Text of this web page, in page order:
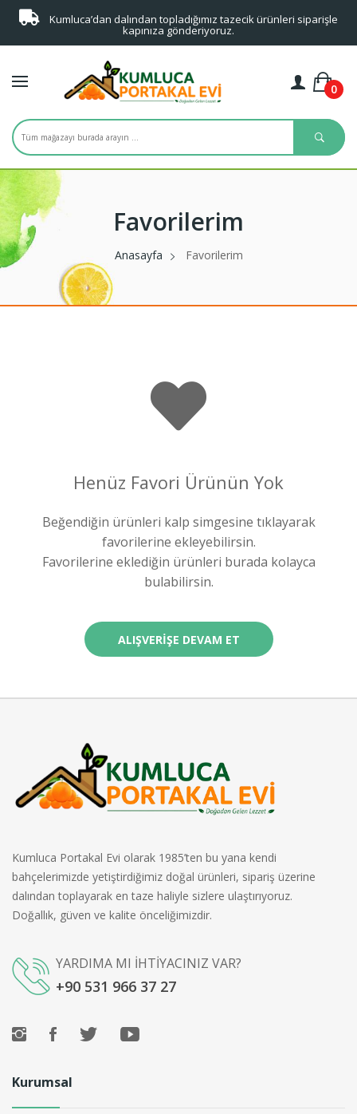
Kumluca’dan dalından topladığımız tazecik ürünleri siparişle
kapınıza gönderiyoruz.
0
Favorilerim
Anasayfa Favorilerim
Henüz Favori Ürünün Yok
Beğendiğin ürünleri kalp simgesine tıklayarak
favorilerine ekleyebilirsin.
Favorilerine eklediğin ürünleri burada kolayca
bulabilirsin.
ALIŞVERIŞE DEVAM ET
Kumluca Portakal Evi olarak 1985’ten bu yana kendi
bahçelerimizde yetiştirdiğimiz doğal ürünleri, sipariş üzerine
dalından toplayarak en taze haliyle sizlere ulaştırıyoruz.
Doğallık, güven ve kalite önceliğimizdir.
YARDIMA MI İHTİYACINIZ VAR?
+90 531 966 37 27
Kurumsal